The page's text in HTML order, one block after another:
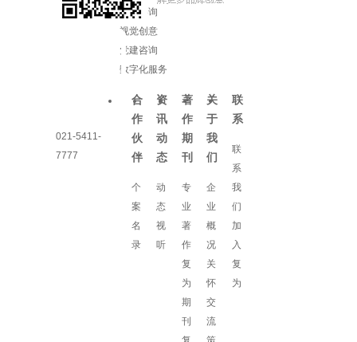
021-5411-
7777
增长咨询
视觉创意
党建咨询
数字化服务
合
作
伙
伴
个
案
名
录
资
讯
动
态
动
态
视
听
著
作
期
刊
专
业
著
作
复
为
期
刊
关
于
我
们
企
业
概
况
关
怀
交
流
联
系
联
系
我
们
加
入
复
为